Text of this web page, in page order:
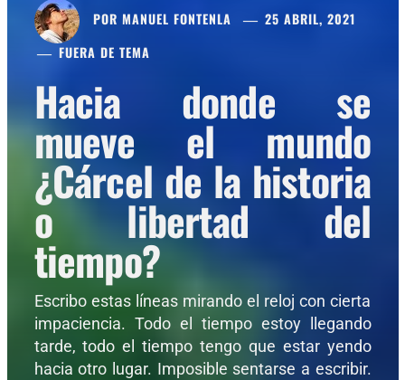
POR MANUEL FONTENLA
25 ABRIL, 2021
FUERA DE TEMA
Hacia donde se
mueve el mundo
¿Cárcel de la historia
o libertad del
tiempo?
Escribo estas líneas mirando el reloj con cierta
impaciencia. Todo el tiempo estoy llegando
tarde, todo el tiempo tengo que estar yendo
hacia otro lugar. Imposible sentarse a escribir.